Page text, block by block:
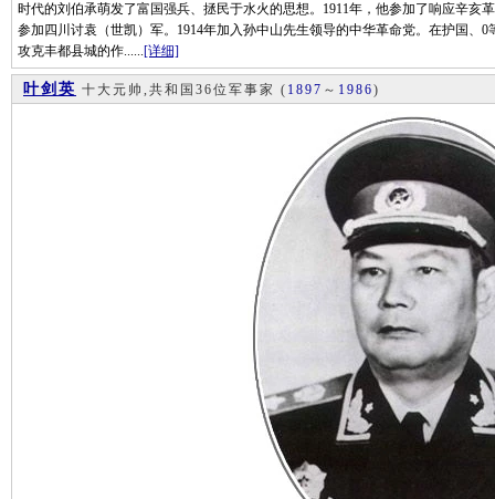
时代的刘伯承萌发了富国强兵、拯民于水火的思想。1911年，他参加了响应辛亥
参加四川讨袁（世凯）军。1914年加入孙中山先生领导的中华革命党。在护国、
攻克丰都县城的作......[详细]
叶剑英 十大元帅,共和国36位军事家 ( 1897 ～ 1986)